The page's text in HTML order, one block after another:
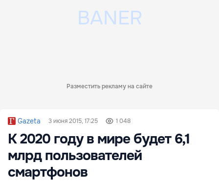
Разместить рекламу на сайте
Gazeta 3 июня 2015, 17:25 1 048
К 2020 году в мире будет 6,1
млрд пользователей
смартфонов